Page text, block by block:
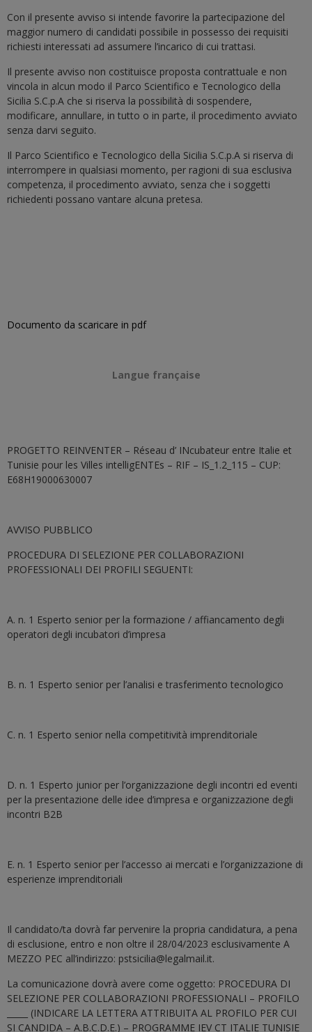
Con il presente avviso si intende favorire la partecipazione del
maggior numero di candidati possibile in possesso dei requisiti
richiesti interessati ad assumere l’incarico di cui trattasi.
Il presente avviso non costituisce proposta contrattuale e non
vincola in alcun modo il Parco Scientifico e Tecnologico della
Sicilia S.C.p.A che si riserva la possibilità di sospendere,
modificare, annullare, in tutto o in parte, il procedimento avviato
senza darvi seguito.
Il Parco Scientifico e Tecnologico della Sicilia S.C.p.A si riserva di
interrompere in qualsiasi momento, per ragioni di sua esclusiva
competenza, il procedimento avviato, senza che i soggetti
richiedenti possano vantare alcuna pretesa.
Documento da scaricare in pdf
Langue française
PROGETTO REINVENTER – Réseau d’ INcubateur entre Italie et
Tunisie pour les Villes intelligENTEs – RIF – IS_1.2_115 – CUP:
E68H19000630007
AVVISO PUBBLICO
PROCEDURA DI SELEZIONE PER COLLABORAZIONI
PROFESSIONALI DEI PROFILI SEGUENTI:
A. n. 1 Esperto senior per la formazione / affiancamento degli
operatori degli incubatori d’impresa
B. n. 1 Esperto senior per l’analisi e trasferimento tecnologico
C. n. 1 Esperto senior nella competitività imprenditoriale
D. n. 1 Esperto junior per l’organizzazione degli incontri ed eventi
per la presentazione delle idee d’impresa e organizzazione degli
incontri B2B
E. n. 1 Esperto senior per l’accesso ai mercati e l’organizzazione di
esperienze imprenditoriali
Il candidato/ta dovrà far pervenire la propria candidatura, a pena
di esclusione, entro e non oltre il 28/04/2023 esclusivamente A
MEZZO PEC all’indirizzo: pstsicilia@legalmail.it.
La comunicazione dovrà avere come oggetto: PROCEDURA DI
SELEZIONE PER COLLABORAZIONI PROFESSIONALI – PROFILO
_____ (INDICARE LA LETTERA ATTRIBUITA AL PROFILO PER CUI
SI CANDIDA – A.B.C.D.E.) – PROGRAMME IEV CT ITALIE TUNISIE